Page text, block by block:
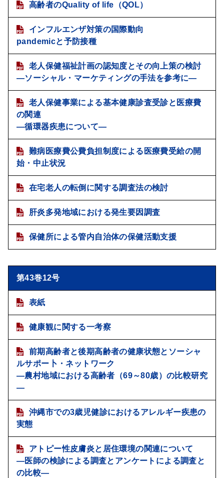
高齢者のQuality of life（QOL）
インフルエンザ対策の国際動向
pandemicと予防接種
老人保健福祉計画の認知度とその向上策の検討
―ソーシャル・マーケティングの手法を参考に―
老人保健事業による基本健康診査受診と医療費
の関連
―循環器疾患について―
難病医療費公費負担制度による医療費受給の開
始・中止状況
在宅老人の転倒に関する調査法の検討
肝炎多発地域における発生要因調査
保健所による管内自治体の保健活動支援
第43巻12号
表紙
健康観に関する一考察
前期高齢者と後期高齢者の健康状態とソーシャ
ルサポー卜・ネットワーク
―農村地域における高齢者（69～80歳）の比較研究
―
沖縄市での3歳児健診におけるアレルギー疾患の
実態
アトピー性皮膚炎と居住環境の関連について
―医師の検診による調査とアンケートによる調査と
の比較―